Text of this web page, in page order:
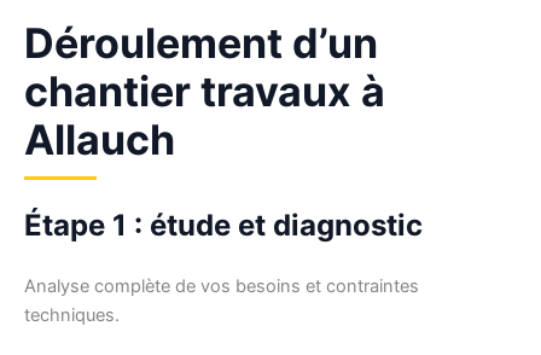
Déroulement d’un
chantier travaux à
Allauch
Étape 1 : étude et diagnostic
Analyse complète de vos besoins et contraintes
techniques.